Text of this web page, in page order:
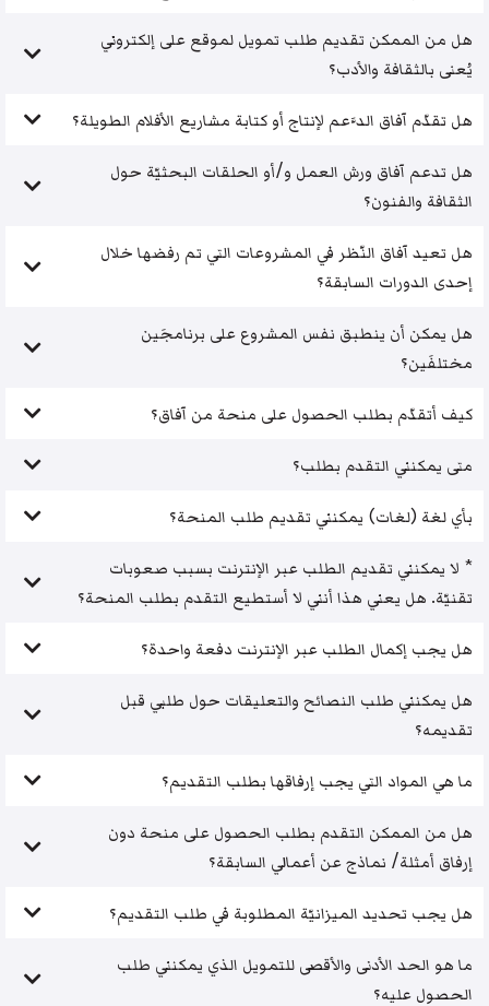
هل من الممكن تقديم طلب تمويل لموقع على إلكتروني
يُعنى بالثقافة والأدب؟
هل تقدّم آفاق الدَّعم لإنتاج أو كتابة مشاريع الأفلام الطويلة؟
هل تدعم آفاق ورش العمل و/أو الحلقات البحثيّة حول
الثقافة والفنون؟
هل تعيد آفاق النّظر في المشروعات التي تم رفضها خلال
إحدى الدورات السابقة؟
هل يمكن أن ينطبق نفس المشروع على برنامجَين
مختلفَين؟
كيف أتقدّم بطلب الحصول على منحة من آفاق؟
متى يمكنني التقدم بطلب؟
بأي لغة (لغات) يمكنني تقديم طلب المنحة؟
* لا يمكنني تقديم الطلب عبر الإنترنت بسبب صعوبات
تقنيّة. هل يعني هذا أنني لا أستطيع التقدم بطلب المنحة؟
هل يجب إكمال الطلب عبر الإنترنت دفعة واحدة؟
هل يمكنني طلب النصائح والتعليقات حول طلبي قبل
تقديمه؟
ما هي المواد التي يجب إرفاقها بطلب التقديم؟
هل من الممكن التقدم بطلب الحصول على منحة دون
إرفاق أمثلة/ نماذج عن أعمالي السابقة؟
هل يجب تحديد الميزانيّة المطلوبة في طلب التقديم؟
ما هو الحد الأدنى والأقصى للتمويل الذي يمكنني طلب
الحصول عليه؟